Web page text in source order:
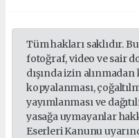
Tüm hakları saklıdır.
fotoğraf, video ve sair
dışında izin
kopyalanması,
yayımlanması ve
yasağa uymayanlar
Eserleri Kanunu